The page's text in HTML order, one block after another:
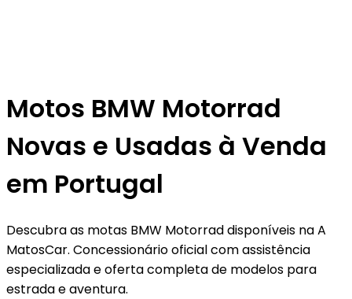
Motos BMW Motorrad
Novas e Usadas à Venda
em Portugal
Descubra as motas BMW Motorrad disponíveis na A
MatosCar. Concessionário oficial com assistência
especializada e oferta completa de modelos para
estrada e aventura.